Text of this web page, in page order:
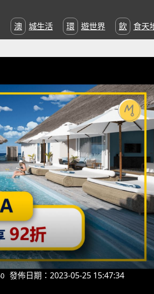
澳城生活 環遊世界 飲食天
發佈日期：2023-05-25 15:47:34